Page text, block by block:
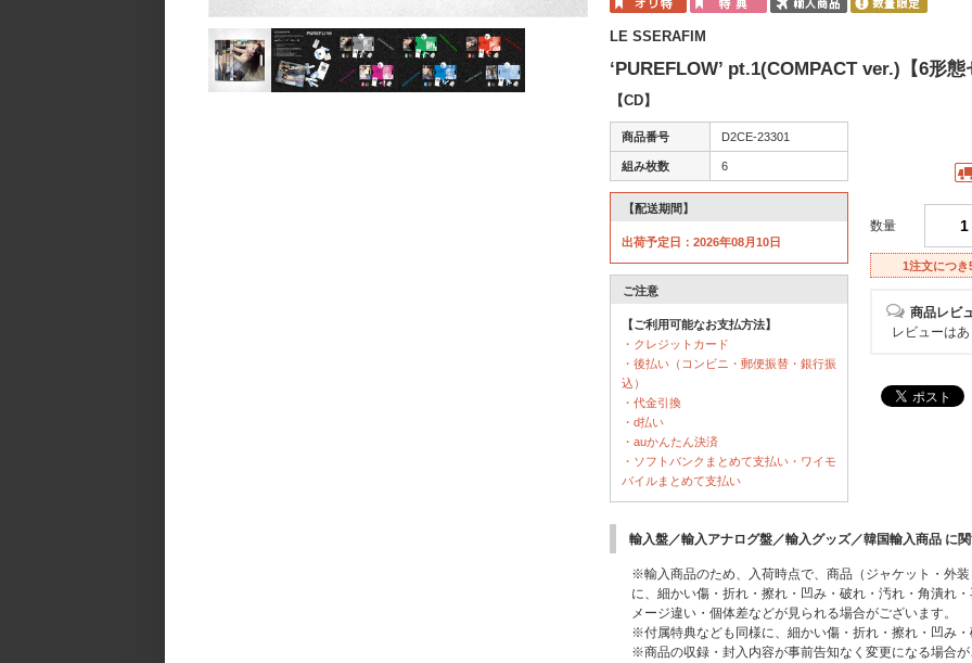
LE SSERAFIM
‘PUREFLOW’ pt.1(COMPACT ver.)【6形態
【CD】
商品番号 D2CE-23301
組み枚数 6
【配送期間】
出荷予定日：2026年08月10日
ご注意
【ご利用可能なお支払方法】
・クレジットカード
・後払い（コンビニ・郵便振替・銀行振
込）
・代金引換
・d払い
・auかんたん決済
・ソフトバンクまとめて支払い・ワイモ
バイルまとめて支払い
数量
1注文につき
商品レビ
レビューは
輸入盤／輸入アナログ盤／輸入グッズ／韓国輸入商品 に
※輸入商品のため、入荷時点で、商品（ジャケット・外
に、細かい傷・折れ・擦れ・凹み・破れ・汚れ・角潰れ
メージ違い・個体差などが見られる場合がございます。
※付属特典なども同様に、細かい傷・折れ・擦れ・凹み
※商品の収録・封入内容が事前告知なく変更になる場合が